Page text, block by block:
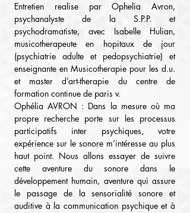
Entretien realise par Ophelia Avron,
psychanalyste de la S.P.P. et
psychodramatiste, avec Isabelle Hulian,
musicotherapeute en hopitaux de jour
(psychiatrie adulte et pedopsychiatrie) et
enseignante en Musicotherapie pour les d.u.
et master d’art-therapie du centre de
formation continue de paris v.
Ophélia AVRON : Dans la mesure où ma
propre recherche porte sur les processus
participatifs inter psychiques, votre
expérience sur le sonore m’intéresse au plus
haut point. Nous allons essayer de suivre
cette aventure du sonore dans le
développement humain, aventure qui assure
le passage de la sensorialité sonore et
auditive à la communication psychique et à